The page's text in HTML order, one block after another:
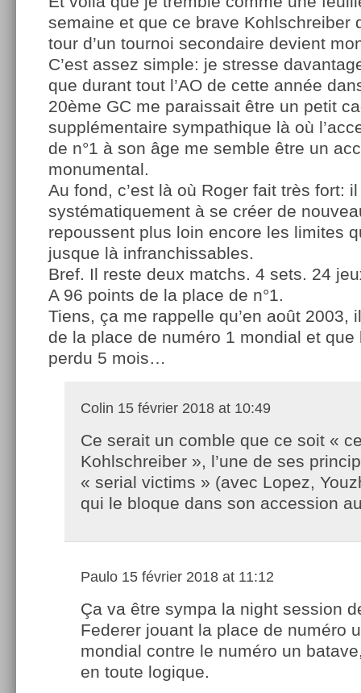
semaine et que ce brave Kohlschreiber
tour d’un tournoi secondaire devient
C’est assez simple: je stresse
que durant tout l’AO de cette année
20ème GC me paraissait être un petit
supplémentaire sympathique là où
de n°1 à son âge me semble être un
monumental.
Au fond, c’est là où Roger fait très fort:
systématiquement à se créer de
repoussent plus loin encore les limites
jusque là infranchissables.
Bref. Il reste deux matchs. 4 sets. 24
A 96 points de la place de n°1.
Tiens, ça me rappelle qu’en août 2003,
de la place de numéro 1 mondial et
perdu 5 mois…
Colin 15 février 2018 at 10:49
Ce serait un comble que ce soit «
Kohlschreiber », l’une de ses
« serial victims » (avec Lopez,
qui le bloque dans son accession
Paulo 15 février 2018 at 11:12
Ça va être sympa la night session
Federer jouant la place de numéro
mondial contre le numéro un
en toute logique.